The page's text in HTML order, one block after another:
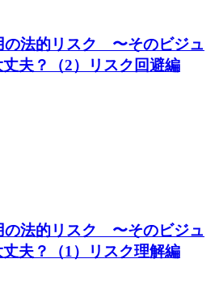
の法的リスク 〜そのビジュ
夫？（2）リスク回避編
の法的リスク 〜そのビジュ
夫？（1）リスク理解編